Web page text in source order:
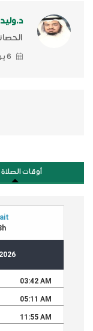
د.وليد
6 يوليو, 2026
أوقات الصلاة